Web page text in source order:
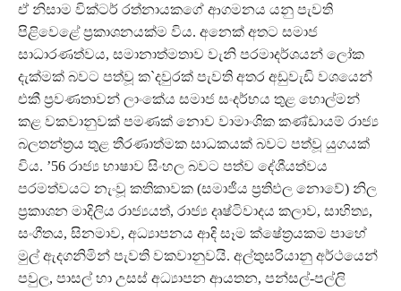
ඒ නිසාම වික්ටර් රත්නායකගේ ආගමනය යනු පැවති
පිළිවෙළේ ප‍්‍රකාශනයක්ම විය. අනෙක් අතට සමාජ
සාධාරණත්වය, සමානාත්මතාව වැනි පරමාදර්ශයන් ලෝක
දැක්මක් බවට පත්වූ ක`දවුරක් පැවති අතර අඩුවැඩි වශයෙන්
එකී ප‍්‍රවණතාවන් ලාංකේය සමාජ සංදර්භය තුළ හොල්මන්
කළ වකවානුවක් පමණක් නොව වාමාංශික කණ්ඩායම් රාජ්‍ය
බලතන්ත‍්‍රය තුළ තීරණාත්මක සාධකයක් බවට පත්වූ යුගයක්
විය. ’56 රාජ්‍ය භාෂාව සිංහල බවට පත්ව දේශීයත්වය
පරමත්වයට නැංවූ කතිකාවක (සමාජීය ප‍්‍රතිඵල නොවේ) නිල
ප‍්‍රකාශන මාදිලිය රාජ්‍යයත්, රාජ්‍ය දෘෂ්ටිවාදය කලාව, සාහිත්‍ය,
සංගීතය, සිනමාව, අධ්‍යාපනය ආදි සෑම ක්ෂේත‍්‍රයකම පාහේ
මුල් ඇදගනිමින් පැවති වකවානුවයි. අල්තුසරියානු අර්ථයෙන්
පවුල, පාසල් හා උසස් අධ්‍යාපන ආයතන, පන්සල්-පල්ලි